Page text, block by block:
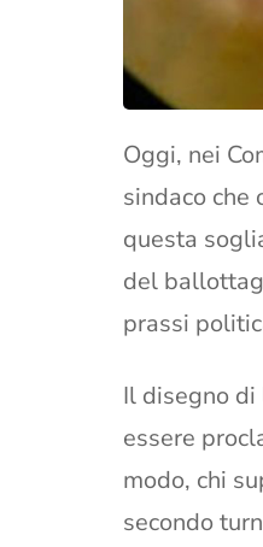
Oggi, nei
sindaco che
questa
del
prassi
Il disegno
essere
modo, chi
secondo